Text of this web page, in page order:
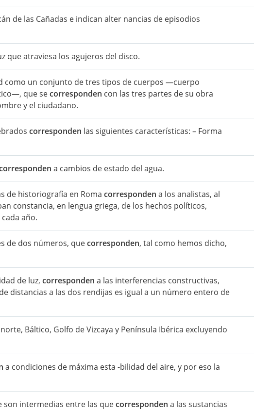
de las Cañadas e indican alter nancias de episodios
que atraviesa los agujeros del disco.
como un conjunto de tres tipos de cuerpos —cuerpo
que secorresponden con las tres partes de su obra
y el ciudadano.
corresponden las siguientes características: – Forma
a cambios de estado del agua.
de historiografía en Roma corresponden a los analistas, al
constancia, en lengua griega, de los hechos políticos,
año.
de dos números, quecorresponden, tal como hemos dicho,
de luz, corresponden a las interferencias constructivas,
distancias a las dos rendijas es igual a un número entero de
Báltico, Golfo de Vizcaya y Península Ibérica excluyendo
a condiciones de máxima esta -bilidad del aire, y por eso la
son intermedias entre las quecorresponden a las sustancias